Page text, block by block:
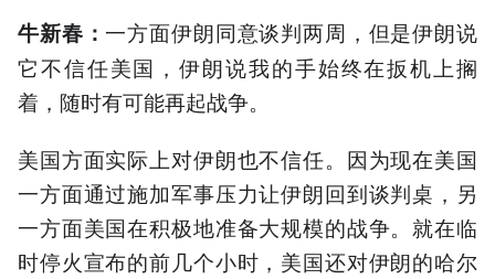
牛新春：一方面伊朗同意谈判两周，但是伊朗说
它不信任美国，伊朗说我的手始终在扳机上搁
着，随时有可能再起战争。
美国方面实际上对伊朗也不信任。因为现在美国
一方面通过施加军事压力让伊朗回到谈判桌，另
一方面美国在积极地准备大规模的战争。就在临
时停火宣布的前几个小时，美国还对伊朗的哈尔